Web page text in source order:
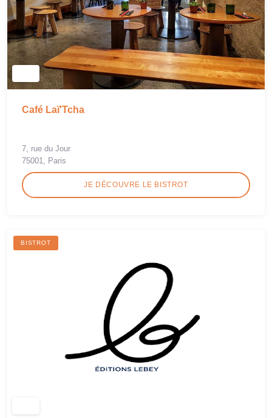
Café Laï'Tcha
7, rue du Jour
75001, Paris
JE DÉCOUVRE LE BISTROT
BISTROT